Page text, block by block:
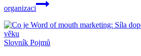
organizaci
Slovník Pojmů